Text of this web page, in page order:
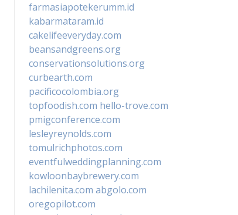
farmasiapotekerumm.id
kabarmataram.id
cakelifeeveryday.com
beansandgreens.org
conservationsolutions.org
curbearth.com
pacificocolombia.org
topfoodish.com hello-trove.com
pmigconference.com
lesleyreynolds.com
tomulrichphotos.com
eventfulweddingplanning.com
kowloonbaybrewery.com
lachilenita.com abgolo.com
oregopilot.com